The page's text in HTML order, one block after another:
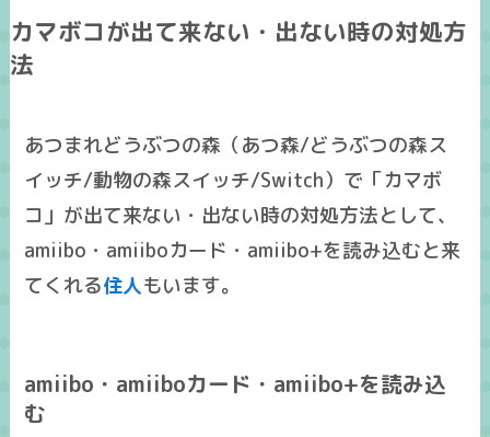
カマボコが出て来ない・出ない時の対処方
法
あつまれどうぶつの森（あつ森/どうぶつの森ス
イッチ/動物の森スイッチ/Switch）で「カマボ
コ」が出て来ない・出ない時の対処方法として、
amiibo・amiiboカード・amiibo+を読み込むと来
てくれる住人もいます。
amiibo・amiiboカード・amiibo+を読み込
む